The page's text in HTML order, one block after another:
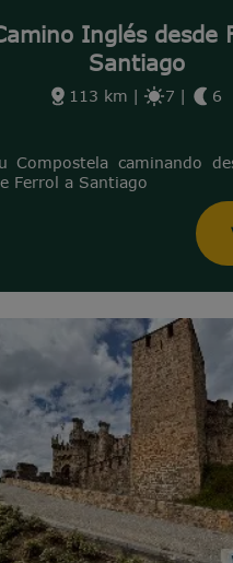
Inglés desde
Santiago
113 km | 7 | 6
Compostela caminando
Ferrol a Santiago